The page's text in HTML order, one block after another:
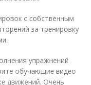
с собственным
за тренировку
упражнений
обучающие видео
движений. Очень